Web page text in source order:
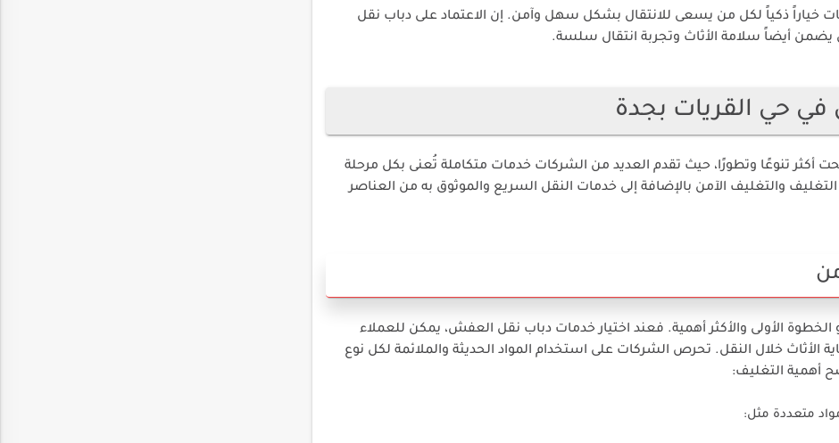
خياراً ذكياً لكل من يسعى للانتقال بشكل سهل وآمن. إن الاعتماد على دباب نقل
يضمن أيضاً سلامة الأثاث وتجربة انتقال سلسة.
حي القريات بجدة
أكثر تنوعًا وتطورًا، حيث تقدم العديد من الشركات خدمات متكاملة تُعنى بكل مرحلة
والتغليف الآمن بالإضافة إلى خدمات النقل السريع والموثوق به من العناصر
الأولى والأكثر أهمية. فعند اختيار خدمات دباب نقل العفش، يمكن للعملاء
خلال النقل. تحرص الشركات على استخدام المواد الحديثة والملائمة لكل نوع
أهمية التغليف:
متعددة مثل: